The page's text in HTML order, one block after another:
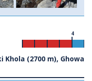
Khola (2700 m), Ghowa
4